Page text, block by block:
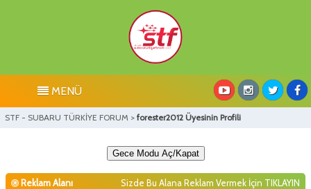
MENÜ
STF - SUBARU TÜRKİYE FORUM > forester2012 Üyesinin Profili
Gece Modu Aç/Kapat
Reklam Alanı Sizde Bu Alana Reklam Vermek İçin TIKLAYIN